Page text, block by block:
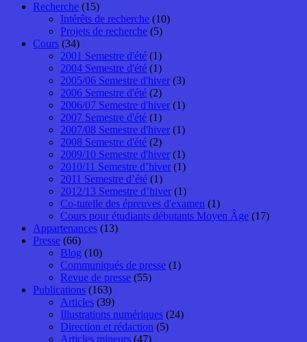
Recherche (15)
Intérêts de recherche (10)
Projets de recherche (5)
Cours (34)
2001 Semestre d'été (1)
2004 Semestre d'été (1)
2005/06 Semestre d'hiver (3)
2006 Semestre d'été (2)
2006/07 Semestre d'hiver (1)
2007 Semestre d'été (1)
2007/08 Semestre d'hiver (1)
2008 Semestre d'été (2)
2009/10 Semestre d'hiver (1)
2010/11 Semestre d’hiver (1)
2011 Semestre d’été (1)
2012/13 Semestre d’hiver (1)
Co-tutelle des épreuves d'examen (1)
Cours pour étudiants débutants Moyen Âge (17)
Appartenances (13)
Presse (66)
Blog (10)
Communiqués de presse (1)
Revue de presse (55)
Publications (163)
Articles (39)
Illustrations numériques (24)
Direction et rédaction (5)
Articles mineurs (47)